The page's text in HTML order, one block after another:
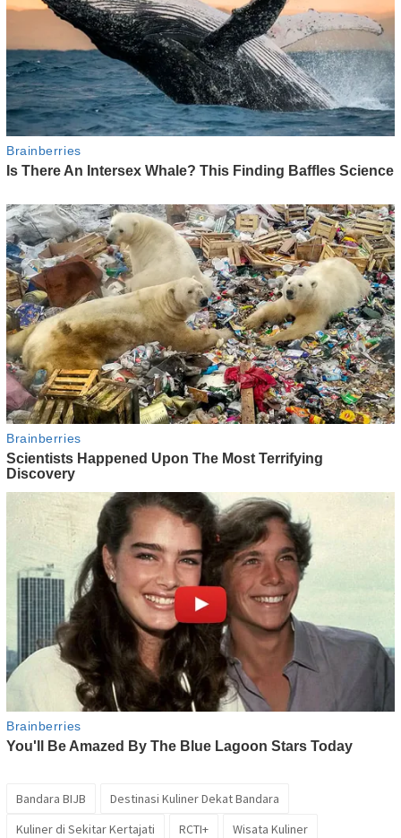
Bandara BIJB
Destinasi Kuliner Dekat Bandara
Kuliner di Sekitar Kertajati
RCTI+ Wisata Kuliner